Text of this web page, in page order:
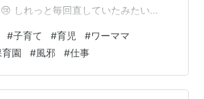
しれっと毎回直していたみたい
ことはなかったでしょう😱😱 知らな
▷▷保育園復活！ 今朝は36.6度と機
保育園復活しました！ 1歳6ヶ月にな
幼児食に変わったようです🌭🍗 お迎
#子育て #育児 #ワーママ
育園 #風邪 #仕事